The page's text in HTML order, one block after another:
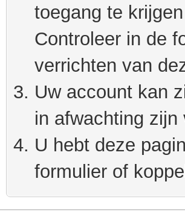
toegang te
Controleer in de
verrichten van
Uw account kan
in afwachting
U hebt deze
formulier of